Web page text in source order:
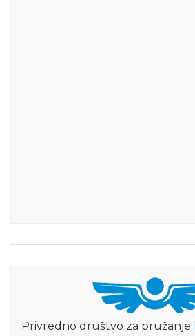
Privredno društvo za pružanje